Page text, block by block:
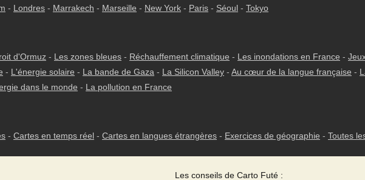
- Londres - Marrakech - Marseille - New York - Paris - Séoul - Tokyo
d'Ormuz - Les zones bleues - Réchauffement climatique - Les inondations en France -
- L'énergie solaire - La bande de Gaza - La Silicon Valley - Au cœur de la langue française -
dans le monde - La pollution en France
- Cartes en temps réel - Cartes en langues étrangères - Exercices de géographie - Toutes
Les conseils de Carto Futé :